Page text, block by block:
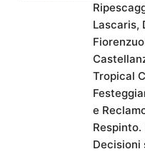
Lascaris,
Tropical
e
Respinto.
Decisioni